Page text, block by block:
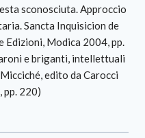
sconosciuta. Approccio
Sancta Inquisicion de
Edizioni, Modica 2004, pp.
e briganti, intellettuali
edito da Carocci
pp. 220)